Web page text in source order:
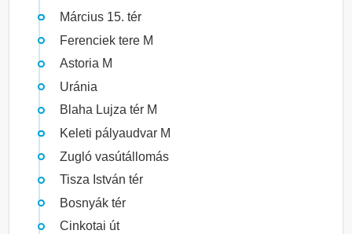
Március 15. tér
Ferenciek tere M
Astoria M
Uránia
Blaha Lujza tér M
Keleti pályaudvar M
Zugló vasútállomás
Tisza István tér
Bosnyák tér
Cinkotai út